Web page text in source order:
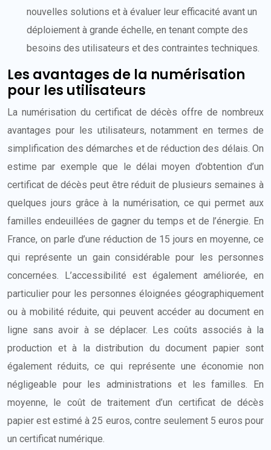
nouvelles solutions et à évaluer leur efficacité avant un
déploiement à grande échelle, en tenant compte des
besoins des utilisateurs et des contraintes techniques.
Les avantages de la numérisation
pour les utilisateurs
La numérisation du certificat de décès offre de nombreux
avantages pour les utilisateurs, notamment en termes de
simplification des démarches et de réduction des délais. On
estime par exemple que le délai moyen d’obtention d’un
certificat de décès peut être réduit de plusieurs semaines à
quelques jours grâce à la numérisation, ce qui permet aux
familles endeuillées de gagner du temps et de l’énergie. En
France, on parle d’une réduction de 15 jours en moyenne, ce
qui représente un gain considérable pour les personnes
concernées. L’accessibilité est également améliorée, en
particulier pour les personnes éloignées géographiquement
ou à mobilité réduite, qui peuvent accéder au document en
ligne sans avoir à se déplacer. Les coûts associés à la
production et à la distribution du document papier sont
également réduits, ce qui représente une économie non
négligeable pour les administrations et les familles. En
moyenne, le coût de traitement d’un certificat de décès
papier est estimé à 25 euros, contre seulement 5 euros pour
un certificat numérique.